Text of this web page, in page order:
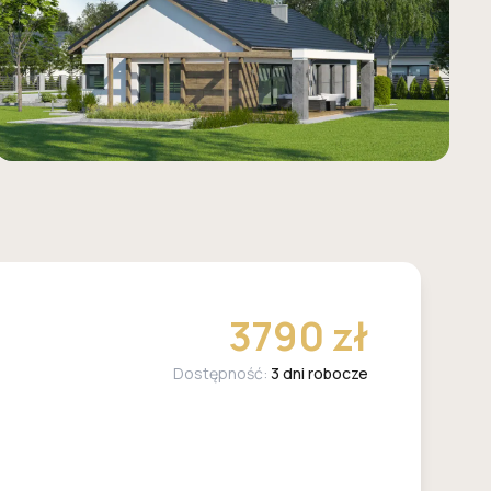
3790 zł
Dostępność: 3 dni robocze